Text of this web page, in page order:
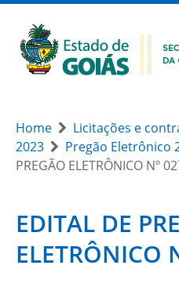
Home Licitações e
2023
Pregão Eletrônico
PREGÃO ELETRÔNICO Nº
EDITAL DE
ELETRÔNICO